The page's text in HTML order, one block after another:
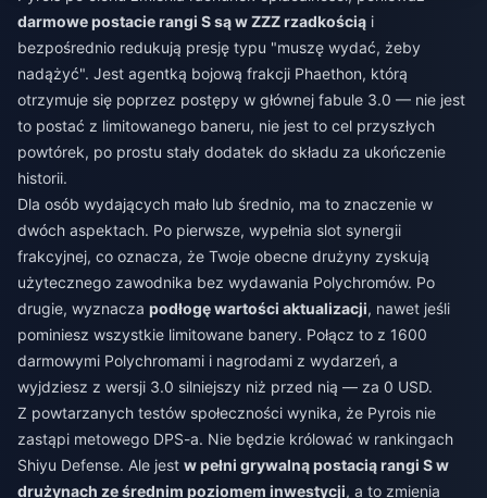
darmowe postacie rangi S są w ZZZ rzadkością i
bezpośrednio redukują presję typu "muszę wydać, żeby
nadążyć". Jest agentką bojową frakcji Phaethon, którą
otrzymuje się poprzez postępy w głównej fabule 3.0 — nie jest
to postać z limitowanego baneru, nie jest to cel przyszłych
powtórek, po prostu stały dodatek do składu za ukończenie
historii.
Dla osób wydających mało lub średnio, ma to znaczenie w
dwóch aspektach. Po pierwsze, wypełnia slot synergii
frakcyjnej, co oznacza, że Twoje obecne drużyny zyskują
użytecznego zawodnika bez wydawania Polychromów. Po
drugie, wyznacza podłogę wartości aktualizacji, nawet jeśli
pominiesz wszystkie limitowane banery. Połącz to z 1600
darmowymi Polychromami i nagrodami z wydarzeń, a
wyjdziesz z wersji 3.0 silniejszy niż przed nią — za 0 USD.
Z powtarzanych testów społeczności wynika, że Pyrois nie
zastąpi metowego DPS-a. Nie będzie królować w rankingach
Shiyu Defense. Ale jest w pełni grywalną postacią rangi S w
drużynach ze średnim poziomem inwestycji, a to zmienia